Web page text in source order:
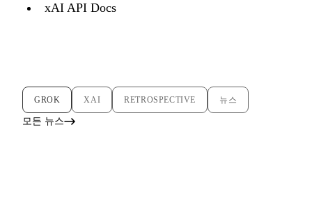
xAI API Docs
GROK XAI RETROSPECTIVE 뉴스
모든 뉴스